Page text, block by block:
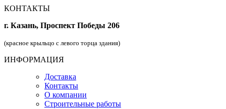
КОНТАКТЫ
г. Казань, Проспект Победы 206
(красное крыльцо с левого торца здания)
ИНФОРМАЦИЯ
Доставка
Контакты
О компании
Строительные работы